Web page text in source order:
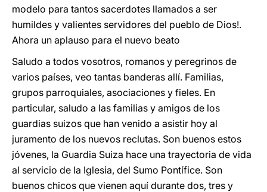
modelo para tantos sacerdotes llamados a ser
humildes y valientes servidores del pueblo de Dios!.
Ahora un aplauso para el nuevo beato
Saludo a todos vosotros, romanos y peregrinos de
varios países, veo tantas banderas allí. Familias,
grupos parroquiales, asociaciones y fieles. En
particular, saludo a las familias y amigos de los
guardias suizos que han venido a asistir hoy al
juramento de los nuevos reclutas. Son buenos estos
jóvenes, la Guardia Suiza hace una trayectoria de vida
al servicio de la Iglesia, del Sumo Pontífice. Son
buenos chicos que vienen aquí durante dos, tres y